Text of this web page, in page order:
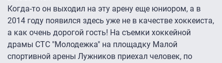
Когда-то он выходил на эту арену еще юниором, а в
2014 году появился здесь уже не в качестве хоккеиста,
а как очень дорогой гость! На съемки хоккейной
драмы СТС "Молодежка" на площадку Малой
спортивной арены Лужников приехал человек, по